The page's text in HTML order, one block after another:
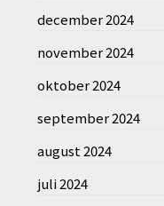
december 2024
november 2024
oktober 2024
september 2024
august 2024
juli 2024